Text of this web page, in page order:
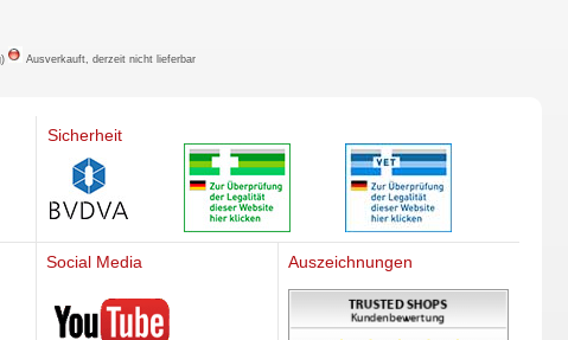
Ausverkauft, derzeit nicht lieferbar
Sicherheit
Social Media
Mediherz
Auszeichnungen